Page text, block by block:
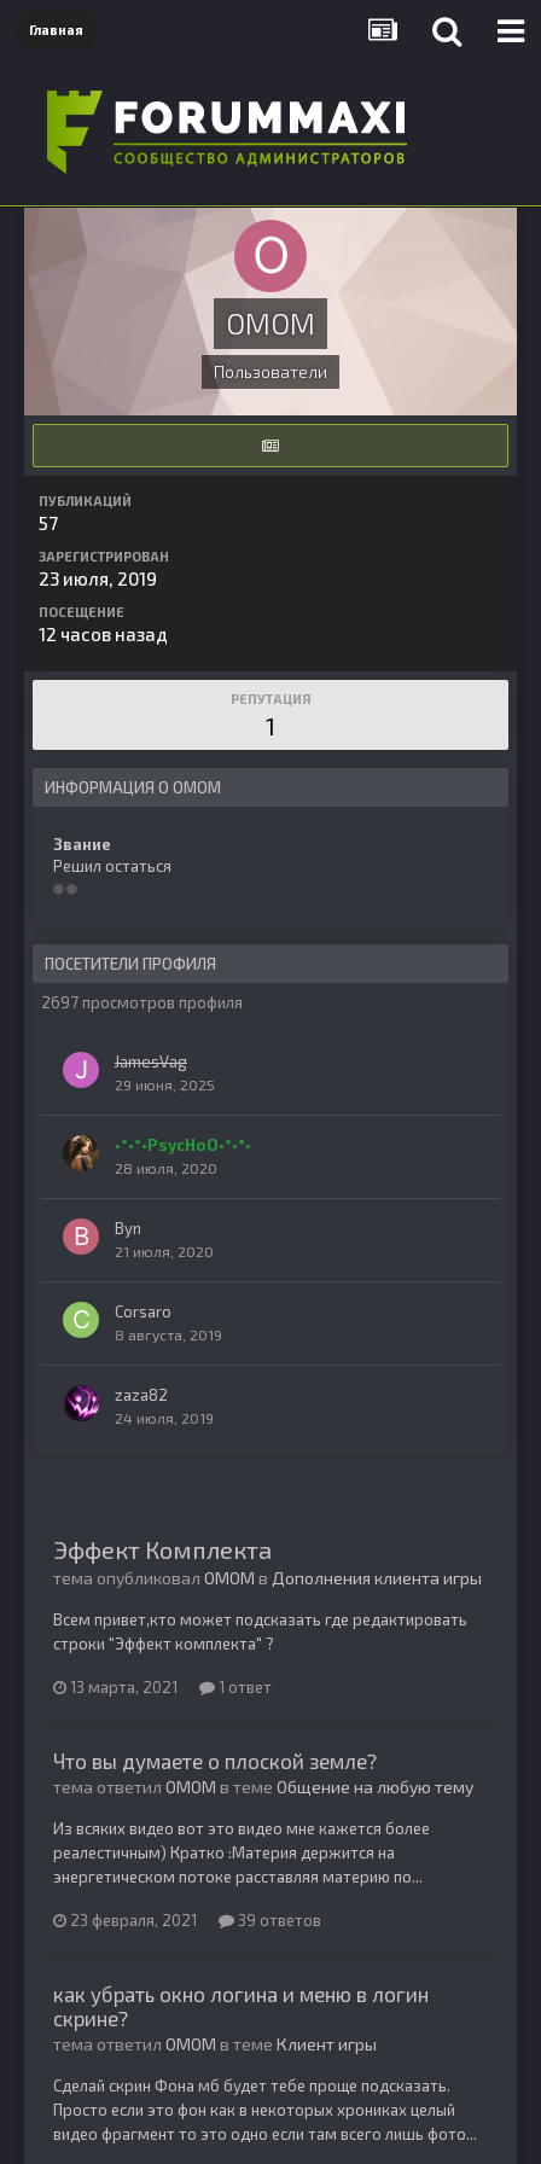
Главная
OMOM
Пользователи
ПУБЛИКАЦИЙ
57
ЗАРЕГИСТРИРОВАН
23 июля, 2019
ПОСЕЩЕНИЕ
12 часов назад
РЕПУТАЦИЯ
1
ИНФОРМАЦИЯ О OMOM
Звание
Решил остаться
ПОСЕТИТЕЛИ ПРОФИЛЯ
2697 просмотров профиля
JamesVag
29 июня, 2025
•°•°•PsycHoO•°•°•
28 июля, 2020
Byn
21 июля, 2020
Corsaro
8 августа, 2019
zaza82
24 июля, 2019
Эффект Комплекта
тема опубликовал OMOM в Дополнения клиента игры
Всем привет,кто может подсказать где редактировать
строки "Эффект комплекта" ?
13 марта, 2021 1 ответ
Что вы думаете о плоской земле?
тема ответил OMOM в теме Общение на любую тему
Из всяких видео вот это видео мне кажется более
реалестичным) Кратко :Материя держится на
энергетическом потоке расставляя материю по...
23 февраля, 2021 39 ответов
как убрать окно логина и меню в логин
скрине?
тема ответил OMOM в теме Клиент игры
Сделай скрин Фона мб будет тебе проще подсказать.
Просто если это фон как в некоторых хрониках целый
видео фрагмент то это одно если там всего лишь фото...